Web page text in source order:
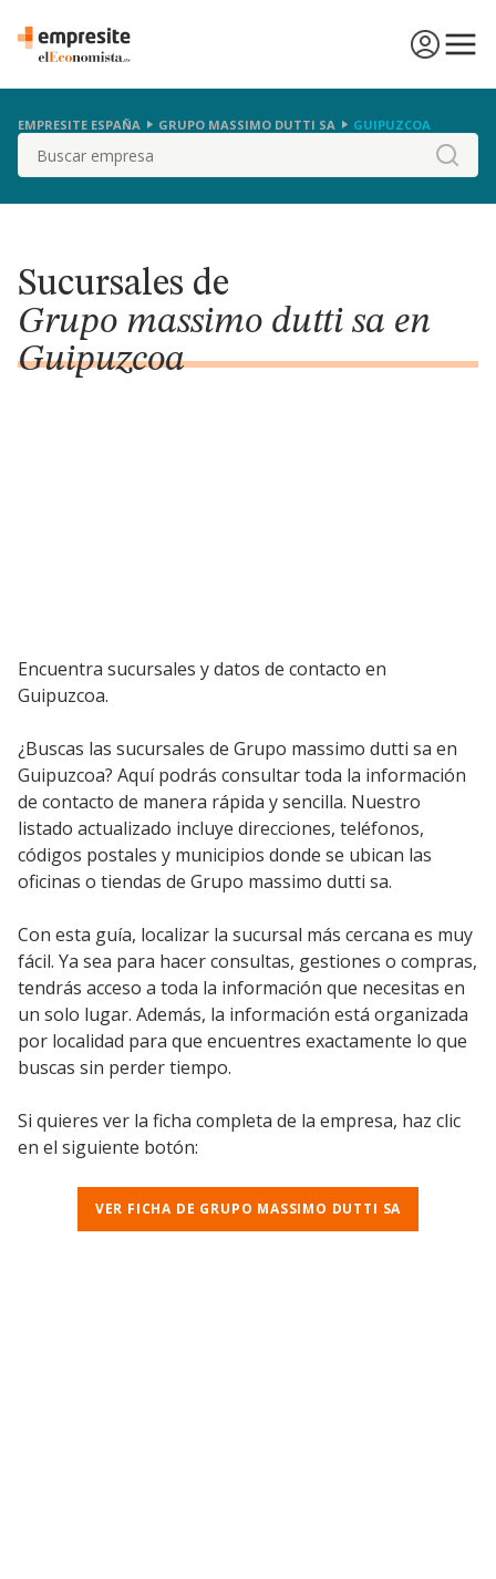
EMPRESITE ESPAÑA GRUPO MASSIMO DUTTI SA GUIPUZCOA
Buscar
Sucursales de
Grupo massimo dutti sa en
Guipuzcoa
Encuentra sucursales y datos de contacto en
Guipuzcoa.
¿Buscas las sucursales de Grupo massimo dutti sa en
Guipuzcoa? Aquí podrás consultar toda la información
de contacto de manera rápida y sencilla. Nuestro
listado actualizado incluye direcciones, teléfonos,
códigos postales y municipios donde se ubican las
oficinas o tiendas de Grupo massimo dutti sa.
Con esta guía, localizar la sucursal más cercana es muy
fácil. Ya sea para hacer consultas, gestiones o compras,
tendrás acceso a toda la información que necesitas en
un solo lugar. Además, la información está organizada
por localidad para que encuentres exactamente lo que
buscas sin perder tiempo.
Si quieres ver la ficha completa de la empresa, haz clic
en el siguiente botón:
VER FICHA DE GRUPO MASSIMO DUTTI SA